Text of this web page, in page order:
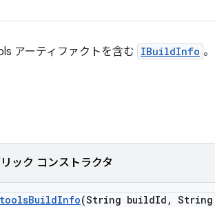
アーティファクトを含む IBuildInfo 。
ック コンストラクタ
BuildInfo(String buildId ,